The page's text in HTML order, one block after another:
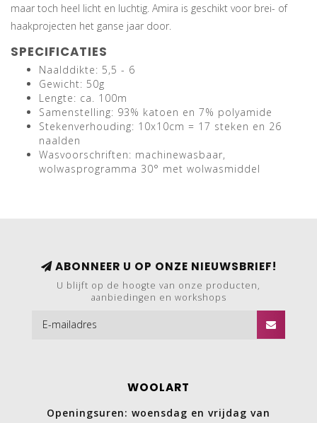
maar toch heel licht en luchtig. Amira is geschikt voor brei- of
haakprojecten het ganse jaar door.
SPECIFICATIES
Naalddikte: 5,5 - 6
Gewicht: 50g
Lengte: ca. 100m
Samenstelling: 93% katoen en 7% polyamide
Stekenverhouding: 10x10cm = 17 steken en 26
naalden
Wasvoorschriften: machinewasbaar,
wolwasprogramma 30° met wolwasmiddel
ABONNEER U OP ONZE NIEUWSBRIEF!
U blijft op de hoogte van onze producten,
aanbiedingen en workshops
WOOLART
Openingsuren: woensdag en vrijdag van